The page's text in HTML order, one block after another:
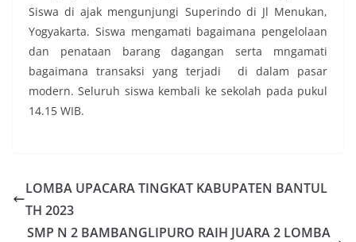
Siswa di ajak mengunjungi Superindo di Jl Menukan,
Yogyakarta. Siswa mengamati bagaimana pengelolaan
dan penataan barang dagangan serta mngamati
bagaimana transaksi yang terjadi di dalam pasar
modern. Seluruh siswa kembali ke sekolah pada pukul
14.15 WIB.
LOMBA UPACARA TINGKAT KABUPATEN BANTUL
TH 2023
SMP N 2 BAMBANGLIPURO RAIH JUARA 2 LOMBA